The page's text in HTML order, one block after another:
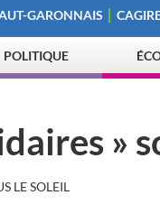
GARONNAIS
POLITIQUE
»
LE SOLEIL